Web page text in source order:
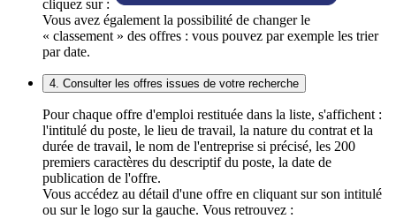
cliquez sur :
Vous avez également la possibilité de changer le
« classement » des offres : vous pouvez par exemple les trier
par date.
4. Consulter les offres issues de votre recherche
Pour chaque offre d'emploi restituée dans la liste, s'affichent :
l'intitulé du poste, le lieu de travail, la nature du contrat et la
durée de travail, le nom de l'entreprise si précisé, les 200
premiers caractères du descriptif du poste, la date de
publication de l'offre.
Vous accédez au détail d'une offre en cliquant sur son intitulé
ou sur le logo sur la gauche. Vous retrouvez :